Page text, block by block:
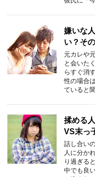
嫌いな
い？そ
元カレや
と会いた
らすぐ消
性の場合
ていると
揉める
VS末っ
話し合い
人に分か
り過ぎる
中でも良